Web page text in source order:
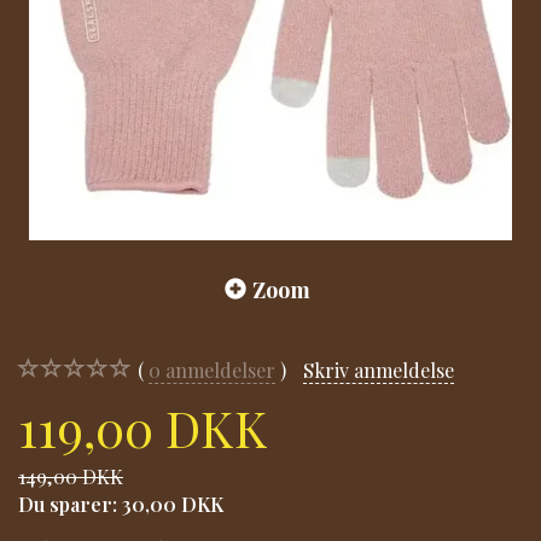
Zoom
0 anmeldelser Skriv anmeldelse
119,00 DKK
149,00 DKK
Du sparer: 30,00 DKK